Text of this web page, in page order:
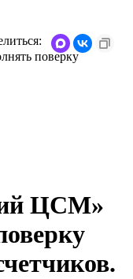
поверку
ЦСМ»